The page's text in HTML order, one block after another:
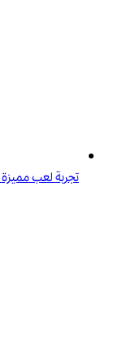
تجربة لعب مميزة